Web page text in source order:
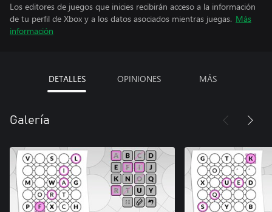
Los editores de juegos que inicies recibirán acceso a la información
de tu perfil de Xbox y a los datos asociados mientras juegas. Más
información
DETALLES OPINIONES MÁS
Galería